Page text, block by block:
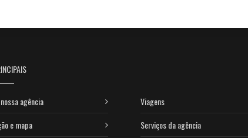
agência
e mapa
Viagens
Serviços da agência